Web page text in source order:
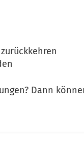
Dann